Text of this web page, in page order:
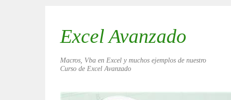
Excel Avanzado
Macros, Vba en Excel y muchos ejemplos de nuestro
Curso de Excel Avanzado